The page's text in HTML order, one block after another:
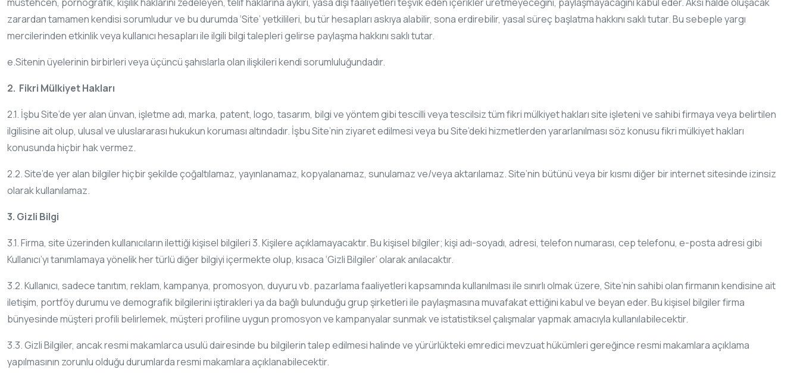
zarardan tamamen kendisi sorumludur ve bu durumda ‘Site’ yetkilileri, bu tür hesapları askıya alabilir, sona erdirebilir, yasal süreç başlatma hakkını saklı tutar. Bu sebeple yargı
mercilerinden etkinlik veya kullanıcı hesapları ile ilgili bilgi talepleri gelirse paylaşma hakkını saklı tutar.
e.Sitenin üyelerinin birbirleri veya üçüncü şahıslarla olan ilişkileri kendi sorumluluğundadır.
2. Fikri Mülkiyet Hakları
2.1. İşbu Site’de yer alan ünvan, işletme adı, marka, patent, logo, tasarım, bilgi ve yöntem gibi tescilli veya tescilsiz tüm fikri mülkiyet hakları site işleteni ve sahibi firmaya veya belirtilen
ilgilisine ait olup, ulusal ve uluslararası hukukun koruması altındadır. İşbu Site’nin ziyaret edilmesi veya bu Site’deki hizmetlerden yararlanılması söz konusu fikri mülkiyet hakları
konusunda hiçbir hak vermez.
2.2. Site’de yer alan bilgiler hiçbir şekilde çoğaltılamaz, yayınlanamaz, kopyalanamaz, sunulamaz ve/veya aktarılamaz. Site’nin bütünü veya bir kısmı diğer bir internet sitesinde izinsiz
olarak kullanılamaz.
3. Gizli Bilgi
3.1. Firma, site üzerinden kullanıcıların ilettiği kişisel bilgileri 3. Kişilere açıklamayacaktır. Bu kişisel bilgiler; kişi adı-soyadı, adresi, telefon numarası, cep telefonu, e-posta adresi gibi
Kullanıcı’yı tanımlamaya yönelik her türlü diğer bilgiyi içermekte olup, kısaca ‘Gizli Bilgiler’ olarak anılacaktır.
3.2. Kullanıcı, sadece tanıtım, reklam, kampanya, promosyon, duyuru vb. pazarlama faaliyetleri kapsamında kullanılması ile sınırlı olmak üzere, Site’nin sahibi olan firmanın kendisine ait
iletişim, portföy durumu ve demografik bilgilerini iştirakleri ya da bağlı bulunduğu grup şirketleri ile paylaşmasına muvafakat ettiğini kabul ve beyan eder. Bu kişisel bilgiler firma
bünyesinde müşteri profili belirlemek, müşteri profiline uygun promosyon ve kampanyalar sunmak ve istatistiksel çalışmalar yapmak amacıyla kullanılabilecektir.
3.3. Gizli Bilgiler, ancak resmi makamlarca usulü dairesinde bu bilgilerin talep edilmesi halinde ve yürürlükteki emredici mevzuat hükümleri gereğince resmi makamlara açıklama
yapılmasının zorunlu olduğu durumlarda resmi makamlara açıklanabilecektir.